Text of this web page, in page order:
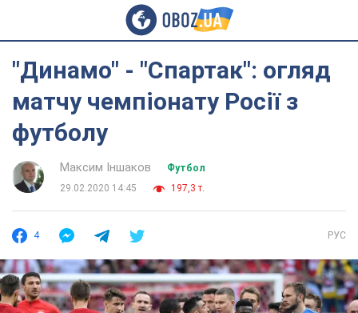
"Динамо" - "Спартак": огляд
матчу чемпіонату Росії з
футболу
Максим Іншаков
Футбол
29.02.2020 14:45
197,3 т.
4 РУС